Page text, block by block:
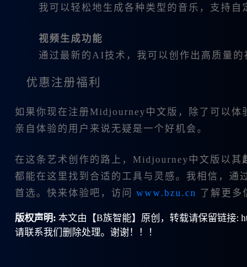
我可以轻松地生成各种类型的音乐，支持自
视频生成功能
通过最新的AI技术，我可以创作出高质量的
优惠注册福利
如果你现在注册Midjourney中文版，除了可以体
亲自体验的用户来说无疑是一个好机会。
在这条艺术创作的路上，Midjourney中文版以其
都能在这里找到合适的工具与灵感。我相信，通
首选。快来体验吧，访问 www.bzu.cn 了解更多
版权声明: 本文由【B族智能】原创，转载请保留链接:
请联系我们删除处理。谢谢！！！